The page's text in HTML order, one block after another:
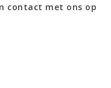
contact met ons op